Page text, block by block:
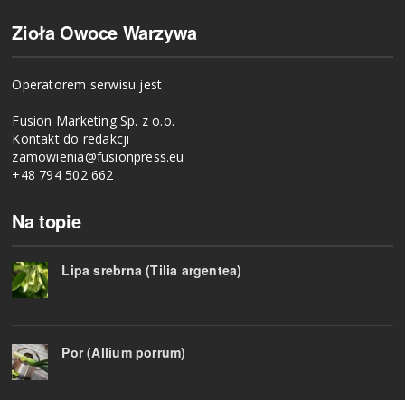
Zioła Owoce Warzywa
Operatorem serwisu jest
Fusion Marketing Sp. z o.o.
Kontakt do redakcji
zamowienia@fusionpress.eu
+48 794 502 662
Na topie
Lipa srebrna (Tilia argentea)
Por (Allium porrum)